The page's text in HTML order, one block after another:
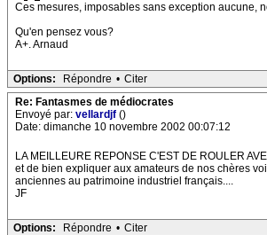
Ces mesures, imposables sans exception aucune,
Qu'en pensez vous?
A+. Arnaud
Options: Répondre • Citer
Re: Fantasmes de médiocrates
Envoyé par: vellardjf ()
Date: dimanche 10 novembre 2002 00:07:12
LA MEILLEURE REPONSE C'EST DE ROULER
et de bien expliquer aux amateurs de nos chères
anciennes au patrimoine industriel français....
JF
Options: Répondre • Citer